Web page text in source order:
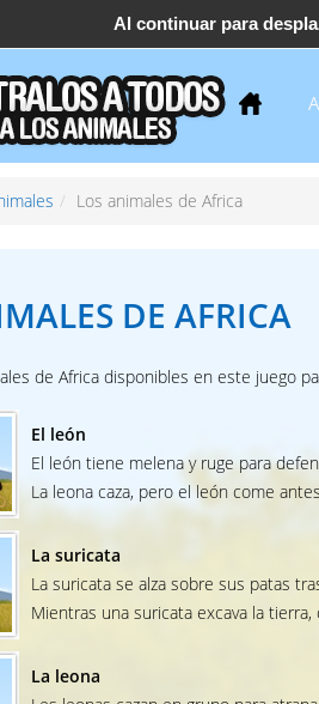
Los animales de Africa
DE AFRICA
de Africa disponibles en este juego
El león
El león tiene melena y ruge para
La leona caza, pero el león come
La suricata
La suricata se alza sobre sus patas
Mientras una suricata excava la
La leona
Al continuar para